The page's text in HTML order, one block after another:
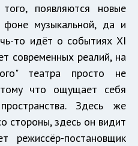
появляются новые
музыкальной, да и
то идёт о событиях XI
современных реалий, на
театра просто не
что ощущает себя
Здесь же
стороны, здесь он видит
режиссёр-постановщик